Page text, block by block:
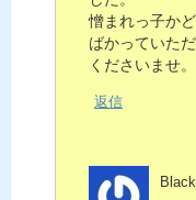
憎まれっ子か
ばかっていた
くださいませ。
返信